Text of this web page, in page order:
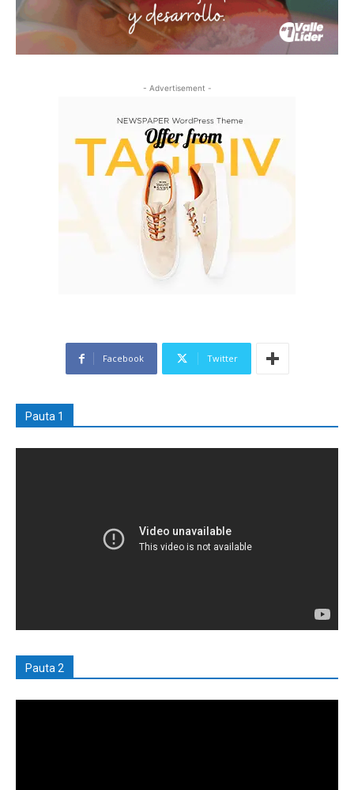
- Advertisement -
Facebook Twitter
Pauta 1
Pauta 2